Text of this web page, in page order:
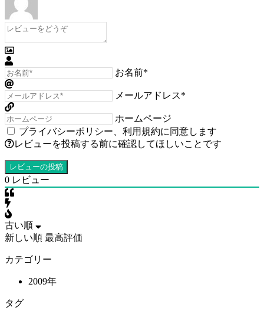
お名前*
メールアドレス*
ホームページ
プライバシーポリシー
利用規約に同意します
レビューを投稿する前に確認してほしいことです
0 レビュー
古い順
新しい順 最高評価
カテゴリー
2009年
タグ